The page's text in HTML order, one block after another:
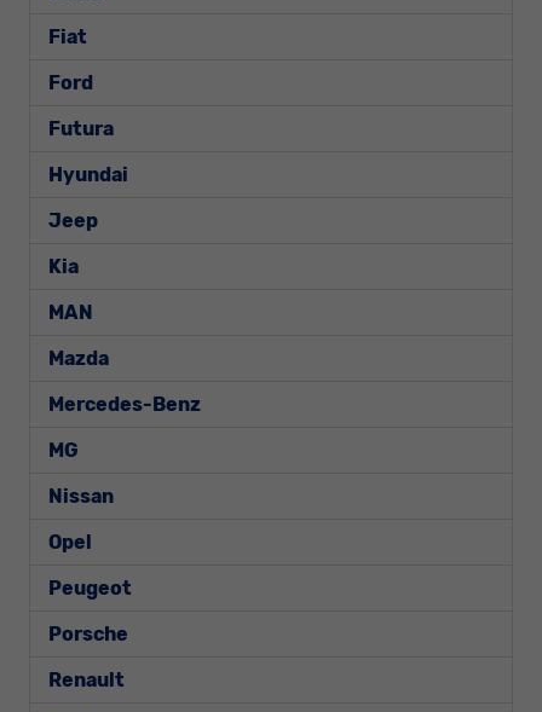
Fiat
Ford
Futura
Hyundai
Jeep
Kia
MAN
Mazda
Mercedes-Benz
MG
Nissan
Opel
Peugeot
Porsche
Renault